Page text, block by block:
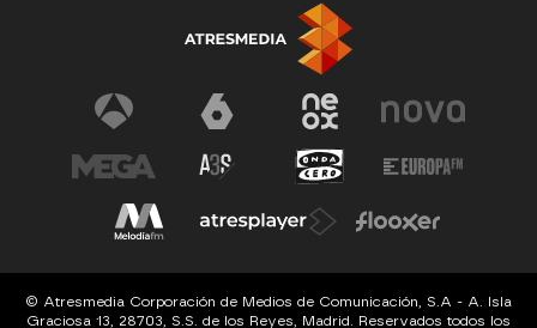
© Atresmedia Corporación de Medios de Comunicación, S.A - A. Isla
Graciosa 13, 28703, S.S. de los Reyes, Madrid. Reservados todos los